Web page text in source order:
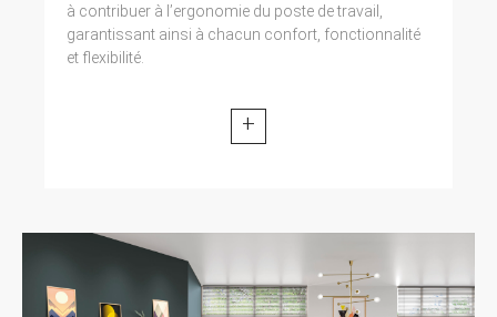
à contribuer à l’ergonomie du poste de travail,
garantissant ainsi à chacun confort, fonctionnalité
et flexibilité.
+